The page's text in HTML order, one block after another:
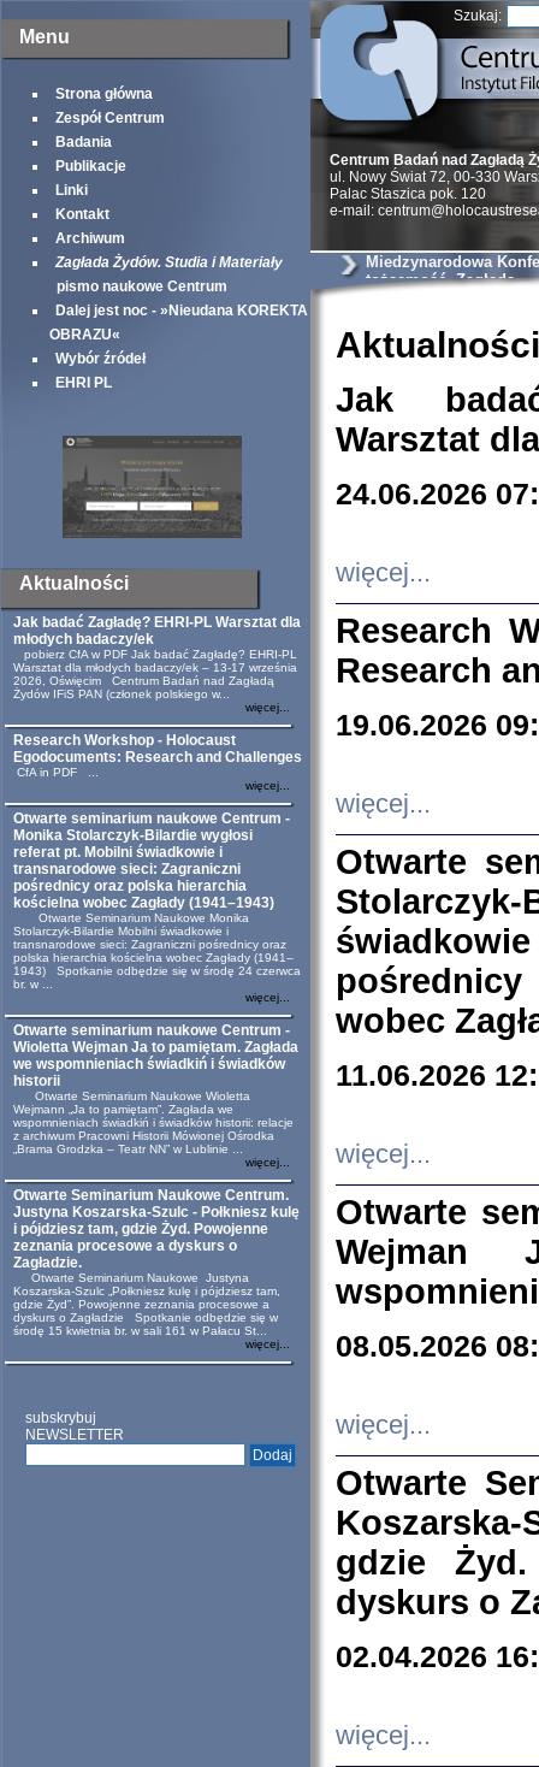
Menu
Strona główna
Zespół Centrum
Badania
Publikacje
Linki
Kontakt
Archiwum
Zagłada Żydów. Studia i Materiały
pismo naukowe Centrum
Dalej jest noc - »Nieudana KOREKTA
OBRAZU«
Wybór źródeł
EHRI PL
Aktualności
Jak badać Zagładę? EHRI-PL Warsztat dla
młodych badaczy/ek
pobierz CfA w PDF Jak badać Zagładę? EHRI-PL
Warsztat dla młodych badaczy/ek – 13-17 września
2026, Oświęcim Centrum Badań nad Zagładą
Żydów IFiS PAN (członek polskiego w...
więcej...
Research Workshop - Holocaust
Egodocuments: Research and Challenges
CfA in PDF ...
więcej...
Otwarte seminarium naukowe Centrum -
Monika Stolarczyk-Bilardie wygłosi
referat pt. Mobilni świadkowie i
transnarodowe sieci: Zagraniczni
pośrednicy oraz polska hierarchia
kościelna wobec Zagłady (1941–1943)
Otwarte Seminarium Naukowe Monika
Stolarczyk-Bilardie Mobilni świadkowie i
transnarodowe sieci: Zagraniczni pośrednicy oraz
polska hierarchia kościelna wobec Zagłady (1941–
1943) Spotkanie odbędzie się w środę 24 czerwca
br. w ...
więcej...
Otwarte seminarium naukowe Centrum -
Wioletta Wejman Ja to pamiętam. Zagłada
we wspomnieniach świadkiń i świadków
historii
Otwarte Seminarium Naukowe Wioletta
Wejmann „Ja to pamiętam”. Zagłada we
wspomnieniach świadkiń i świadków historii: relacje
z archiwum Pracowni Historii Mówionej Ośrodka
„Brama Grodzka – Teatr NN” w Lublinie ...
więcej...
Otwarte Seminarium Naukowe Centrum.
Justyna Koszarska-Szulc - Połkniesz kulę
i pójdziesz tam, gdzie Żyd. Powojenne
zeznania procesowe a dyskurs o
Zagładzie.
Otwarte Seminarium Naukowe Justyna
Koszarska-Szulc „Połkniesz kulę i pójdziesz tam,
gdzie Żyd”. Powojenne zeznania procesowe a
dyskurs o Zagładzie Spotkanie odbędzie się w
środę 15 kwietnia br. w sali 161 w Pałacu St...
więcej...
subskrybuj
NEWSLETTER
Szukaj:
Centrum Badań nad Zagładą
ul. Nowy Świat 72, 00-330
Palac Staszica pok. 120
e-mail:
Miedzynarodowa
tożsamość, Zagłada
Aktualności
Jak
Warsztat
24.06.2026
więcej...
Research
Research
19.06.2026
więcej...
Otwarte
wobec
11.06.2026
więcej...
Otwarte
Wejman
08.05.2026
więcej...
Otwarte
Koszarska-
gdzie
dyskurs o
02.04.2026
więcej...